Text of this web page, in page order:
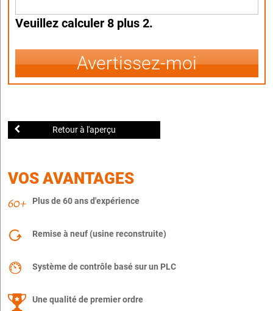
Veuillez calculer 8 plus 2.
Avertissez-moi
Retour à l'aperçu
VOS AVANTAGES
Plus de 60 ans d'expérience
Remise à neuf (usine reconstruite)
Système de contrôle basé sur un PLC
Une qualité de premier ordre